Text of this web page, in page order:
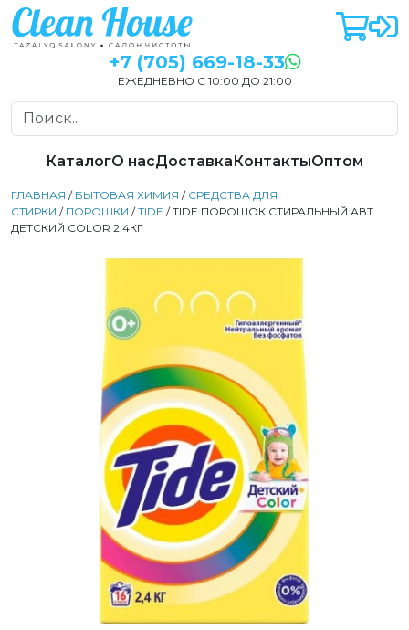
+7 (705) 669-18-33
ЕЖЕДНЕВНО С 10:00 ДО 21:00
КаталогО насДоставкаКонтактыОптом
ГЛАВНАЯ / БЫТОВАЯ ХИМИЯ / СРЕДСТВА ДЛЯ
СТИРКИ / ПОРОШКИ /TIDE / TIDE ПОРОШОК СТИРАЛЬНЫЙ АВТ
ДЕТСКИЙ СOLOR 2.4КГ